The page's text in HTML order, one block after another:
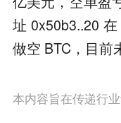
址 0x50b3..20
做空 BTC，目前
本内容旨在传递行